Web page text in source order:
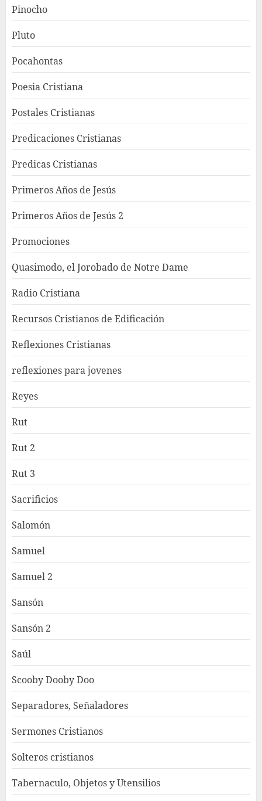
Pinocho
Pluto
Pocahontas
Poesia Cristiana
Postales Cristianas
Predicaciones Cristianas
Predicas Cristianas
Primeros Años de Jesús
Primeros Años de Jesús 2
Promociones
Quasimodo, el Jorobado de Notre Dame
Radio Cristiana
Recursos Cristianos de Edificación
Reflexiones Cristianas
reflexiones para jovenes
Reyes
Rut
Rut 2
Rut 3
Sacrificios
Salomón
Samuel
Samuel 2
Sansón
Sansón 2
Saúl
Scooby Dooby Doo
Separadores, Señaladores
Sermones Cristianos
Solteros cristianos
Tabernaculo, Objetos y Utensilios